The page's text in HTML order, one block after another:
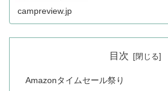
ャンプグッズもお得に購
campreview.jp
目次
Amazonタイムセール祭り